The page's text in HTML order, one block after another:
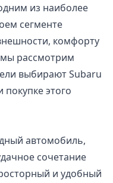
из наиболее
сегменте
комфорту
мы рассмотрим
выбирают Subaru
этого
автомобиль,
сочетание
и удобный